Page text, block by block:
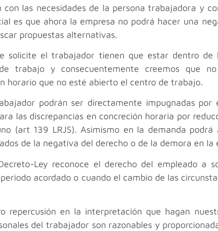
las necesidades de la persona trabajadora y
es que ahora la empresa no podrá hacer una
propuestas alternativas.
solicite el trabajador tienen que estar dentro
trabajo y consecuentemente creemos que
horario que no esté abierto el centro de trabajo.
podrán ser directamente impugnadas por
las discrepancias en concreción horaria por
(art 139 LRJS). Asimismo en la demanda
de la negativa del derecho o de la demora en la
Ley reconoce el derecho del empleado a
acordado o cuando el cambio de las
repercusión en la interpretación que hagan
del trabajador son razonables y